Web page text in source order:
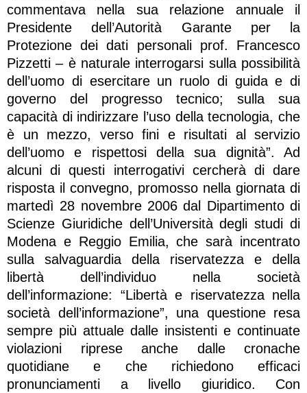
commentava nella sua relazione annuale il
Presidente dell’Autorità Garante per la
Protezione dei dati personali prof. Francesco
Pizzetti – è naturale interrogarsi sulla possibilità
dell’uomo di esercitare un ruolo di guida e di
governo del progresso tecnico; sulla sua
capacità di indirizzare l’uso della tecnologia, che
è un mezzo, verso fini e risultati al servizio
dell’uomo e rispettosi della sua dignità”. Ad
alcuni di questi interrogativi cercherà di dare
risposta il convegno, promosso nella giornata di
martedì 28 novembre 2006 dal Dipartimento di
Scienze Giuridiche dell’Università degli studi di
Modena e Reggio Emilia, che sarà incentrato
sulla salvaguardia della riservatezza e della
libertà dell’individuo nella società
dell’informazione: “Libertà e riservatezza nella
società dell’informazione”, una questione resa
sempre più attuale dalle insistenti e continuate
violazioni riprese anche dalle cronache
quotidiane e che richiedono efficaci
pronunciamenti a livello giuridico. Con